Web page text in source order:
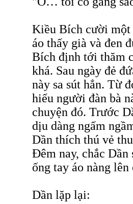
Kiều Bích cười một
áo thấy già và đen
Bích định tới thăm
khá. Sau ngày đẻ
này sa sút hẳn. Từ
hiểu người đàn bà
chuyện đó. Trước
dịu dàng ngấm
Dần thích thú vẻ
Đêm nay, chắc Dần
ống tay áo nàng
Dần lặp lại: